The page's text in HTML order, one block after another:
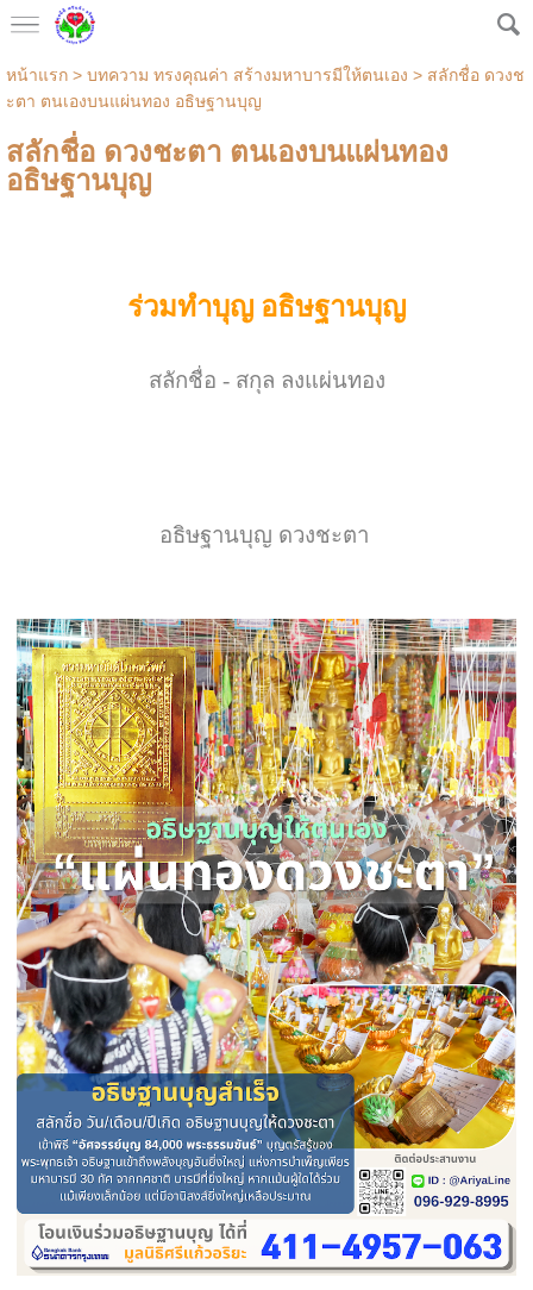
หน้าแรก> บทความ ทรงคุณค่า สร้างมหาบารมีให้ตนเอง > สลักชื่อ ดวงช
ะตา ตนเองบนแผ่นทอง อธิษฐานบุญ
สลักชื่อ ดวงชะตา ตนเองบนแผ่นทอง
อธิษฐานบุญ
ร่วมทำบุญ อธิษฐานบุญ
สลักชื่อ - สกุล ลงแผ่นทอง
อธิษฐานบุญ ดวงชะตา